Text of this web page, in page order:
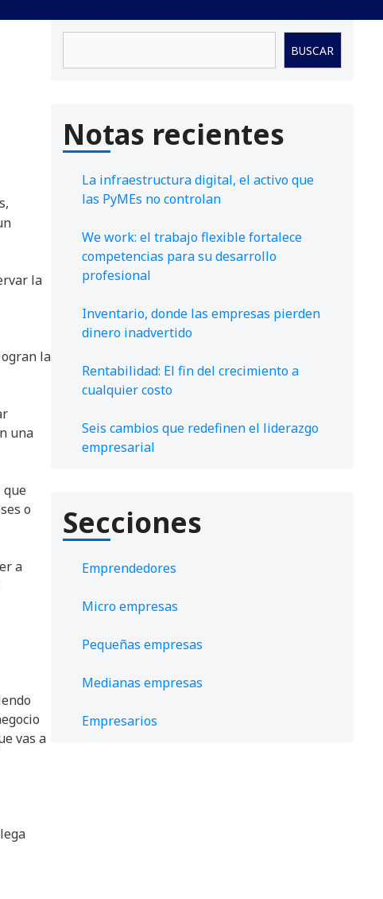
la
la
una
que
o
a
vas a
BUSCAR
Notas recientes
La infraestructura digital, el activo que
las PyMEs no controlan
We work: el trabajo flexible fortalece
competencias para su desarrollo
profesional
Inventario, donde las empresas pierden
dinero inadvertido
Rentabilidad: El fin del crecimiento a
cualquier costo
Seis cambios que redefinen el liderazgo
empresarial
Secciones
Emprendedores
Micro empresas
Pequeñas empresas
Medianas empresas
Empresarios